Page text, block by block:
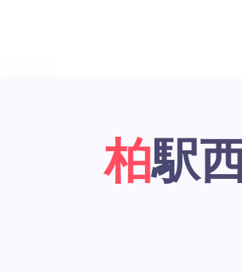
柏駅西口・串かつ居酒屋「大阪新世界